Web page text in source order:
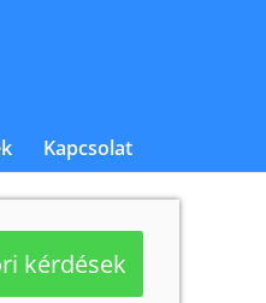
Kapcsolat
kérdések